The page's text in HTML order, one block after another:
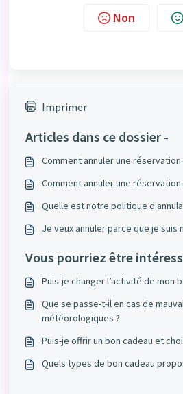
Non
Imprimer
Articles dans ce dossier -
Comment annuler une
Comment annuler une
Quelle est notre politique
Je veux annuler parce que je suis
Vous pourriez être
Puis-je changer l’activité de mon
Que se passe-t-il en cas de
météorologiques ?
Puis-je offrir un bon cadeau et
Quels types de bon cadeau